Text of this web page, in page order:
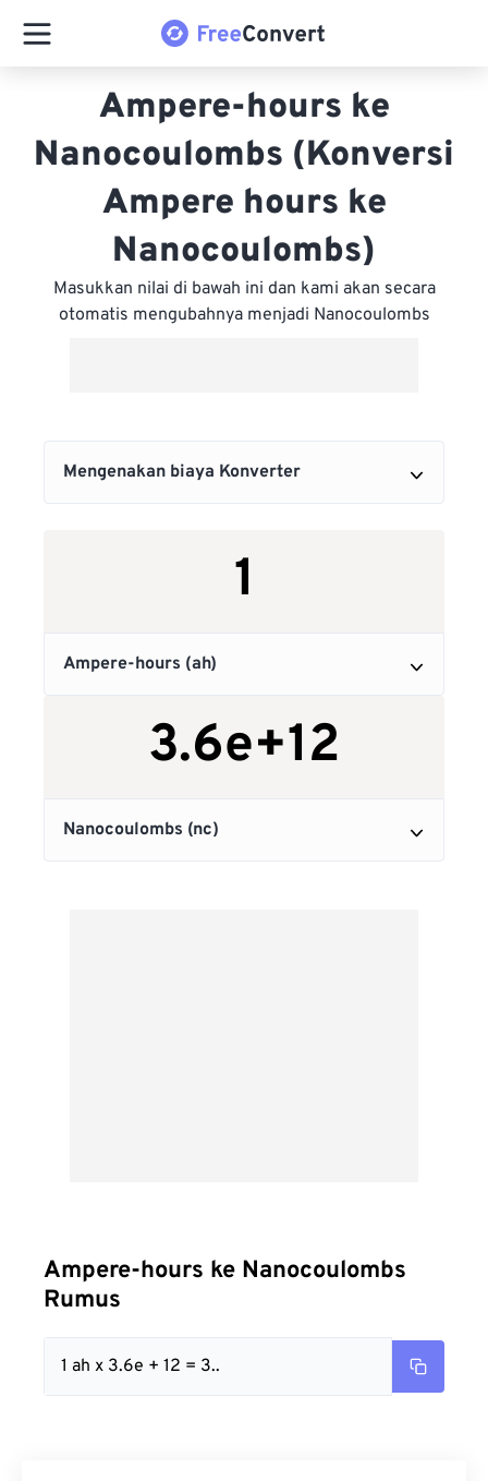
Ampere-hours ke
Nanocoulombs (Konversi
Ampere hours ke
Nanocoulombs)
Masukkan nilai di bawah ini dan kami akan secara
otomatis mengubahnya menjadi Nanocoulombs
Ampere-hours ke Nanocoulombs
Rumus
1 ah x 3.6e + 12 = 3..